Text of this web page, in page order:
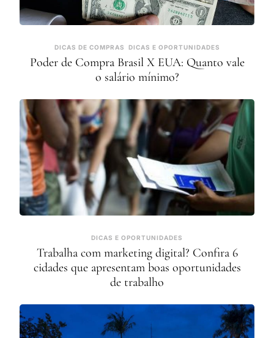
DICAS DE COMPRAS DICAS E OPORTUNIDADES
Poder de Compra Brasil X EUA: Quanto vale
o salário mínimo?
DICAS E OPORTUNIDADES
Trabalha com marketing digital? Confira 6
cidades que apresentam boas oportunidades
de trabalho